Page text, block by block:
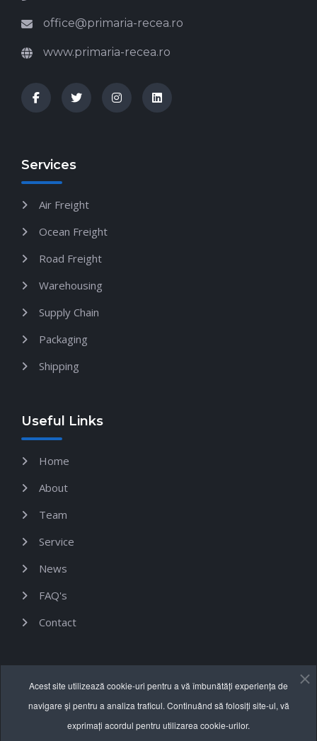
office@primaria-recea.ro
www.primaria-recea.ro
Services
Air Freight
Ocean Freight
Road Freight
Warehousing
Supply Chain
Packaging
Shipping
Useful Links
Home
About
Team
Service
News
FAQ's
Contact
Acest site utilizează cookie-uri pentru a vă îmbunătăți experiența de
navigare și pentru a analiza traficul. Continuând să folosiți site-ul, vă
exprimați acordul pentru utilizarea cookie-urilor.